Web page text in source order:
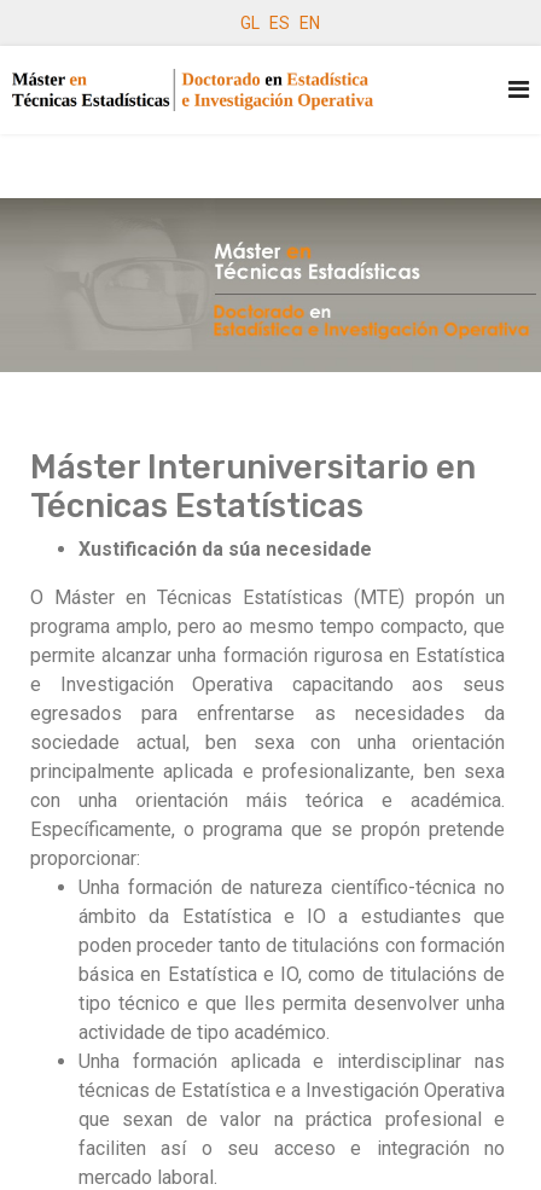
GL ES EN
Máster Interuniversitario en
Técnicas Estatísticas
Xustificación da súa necesidade
O Máster en Técnicas Estatísticas (MTE) propón un
programa amplo, pero ao mesmo tempo compacto, que
permite alcanzar unha formación rigurosa en Estatística
e Investigación Operativa capacitando aos seus
egresados para enfrentarse as necesidades da
sociedade actual, ben sexa con unha orientación
principalmente aplicada e profesionalizante, ben sexa
con unha orientación máis teórica e académica.
Específicamente, o programa que se propón pretende
proporcionar:
Unha formación de natureza científico-técnica no
ámbito da Estatística e IO a estudiantes que
poden proceder tanto de titulacións con formación
básica en Estatística e IO, como de titulacións de
tipo técnico e que lles permita desenvolver unha
actividade de tipo académico.
Unha formación aplicada e interdisciplinar nas
técnicas de Estatística e a Investigación Operativa
que sexan de valor na práctica profesional e
faciliten así o seu acceso e integración no
mercado laboral.